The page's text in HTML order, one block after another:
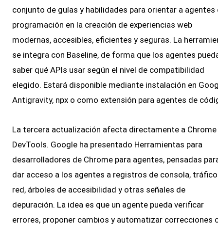
conjunto de guías y habilidades para orientar a agentes
programación en la creación de experiencias web
modernas, accesibles, eficientes y seguras. La
se integra con Baseline, de forma que los agentes
saber qué APIs usar según el nivel de compatibilidad
elegido. Estará disponible mediante instalación en
Antigravity, npx o como extensión para agentes de
La tercera actualización afecta directamente a Chrome
DevTools. Google ha presentado Herramientas para
desarrolladores de Chrome para agentes, pensadas
dar acceso a los agentes a registros de consola,
red, árboles de accesibilidad y otras señales de
depuración. La idea es que un agente pueda verificar
errores, proponer cambios y automatizar correcciones